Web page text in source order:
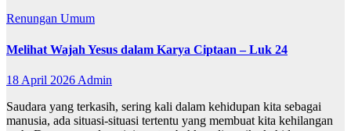
Renungan Umum
Melihat Wajah Yesus dalam Karya Ciptaan – Luk 24
18 April 2026 Admin
Saudara yang terkasih, sering kali dalam kehidupan kita sebagai
manusia, ada situasi-situasi tertentu yang membuat kita kehilangan